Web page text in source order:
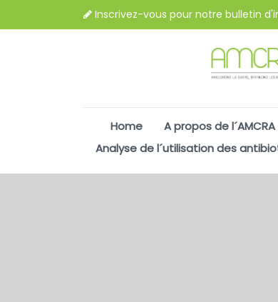
Inscrivez-vous pour notre bulletin
Home A propos de l´AMCRA
Analyse de l´utilisation des